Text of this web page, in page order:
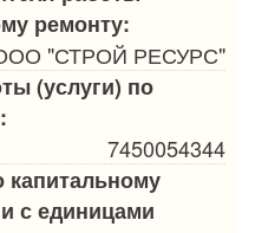
ремонту:
"СТРОЙ РЕСУРС"
(услуги) по
7450054344
капитальному
с единицами